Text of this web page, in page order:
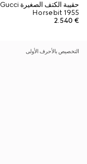
حقيبة الكتف الصغيرة Gucci
Horsebit 1955
€ 2.540
التخصيص بالأحرف الأولى